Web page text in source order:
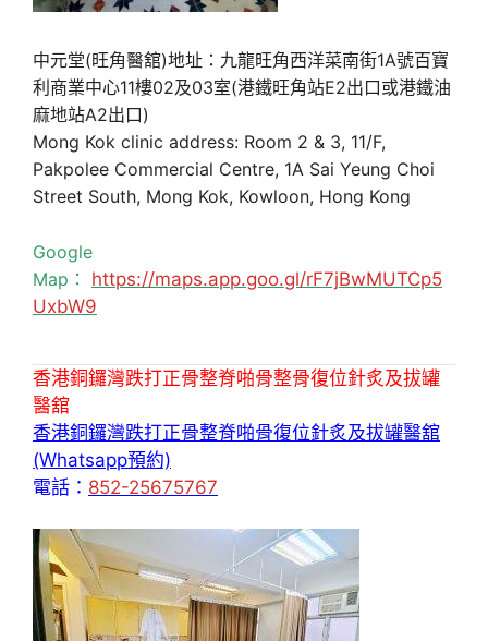
中元堂(旺角醫舘)地址：九龍旺角西洋菜南街1A號百寶
利商業中心11樓02及03室(港鐵旺角站E2出口或港鐵油
麻地站A2出口)
Mong Kok clinic address: Room 2 & 3, 11/F,
Pakpolee Commercial Centre, 1A Sai Yeung Choi
Street South, Mong Kok, Kowloon, Hong Kong
Google
Map： https://maps.app.goo.gl/rF7jBwMUTCp5
UxbW9
香港銅鑼灣跌打正骨整脊啪骨整骨復位針炙及拔罐
醫舘
香港銅鑼灣跌打正骨整脊啪骨復位針炙及拔罐醫舘
(Whatsapp預約)
電話： 852-25675767